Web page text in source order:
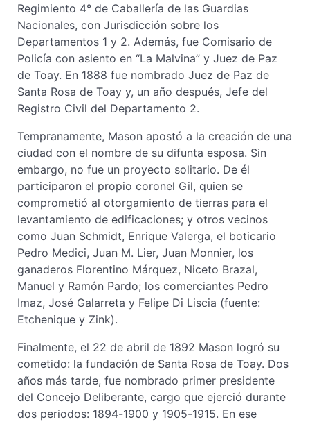
Regimiento 4° de Caballería de las Guardias
Nacionales, con Jurisdicción sobre los
Departamentos 1 y 2. Además, fue Comisario de
Policía con asiento en “La Malvina” y Juez de Paz
de Toay. En 1888 fue nombrado Juez de Paz de
Santa Rosa de Toay y, un año después, Jefe del
Registro Civil del Departamento 2.
Tempranamente, Mason apostó a la creación de una
ciudad con el nombre de su difunta esposa. Sin
embargo, no fue un proyecto solitario. De él
participaron el propio coronel Gil, quien se
comprometió al otorgamiento de tierras para el
levantamiento de edificaciones; y otros vecinos
como Juan Schmidt, Enrique Valerga, el boticario
Pedro Medici, Juan M. Lier, Juan Monnier, los
ganaderos Florentino Márquez, Niceto Brazal,
Manuel y Ramón Pardo; los comerciantes Pedro
Imaz, José Galarreta y Felipe Di Liscia (fuente:
Etchenique y Zink).
Finalmente, el 22 de abril de 1892 Mason logró su
cometido: la fundación de Santa Rosa de Toay. Dos
años más tarde, fue nombrado primer presidente
del Concejo Deliberante, cargo que ejerció durante
dos periodos: 1894-1900 y 1905-1915. En ese